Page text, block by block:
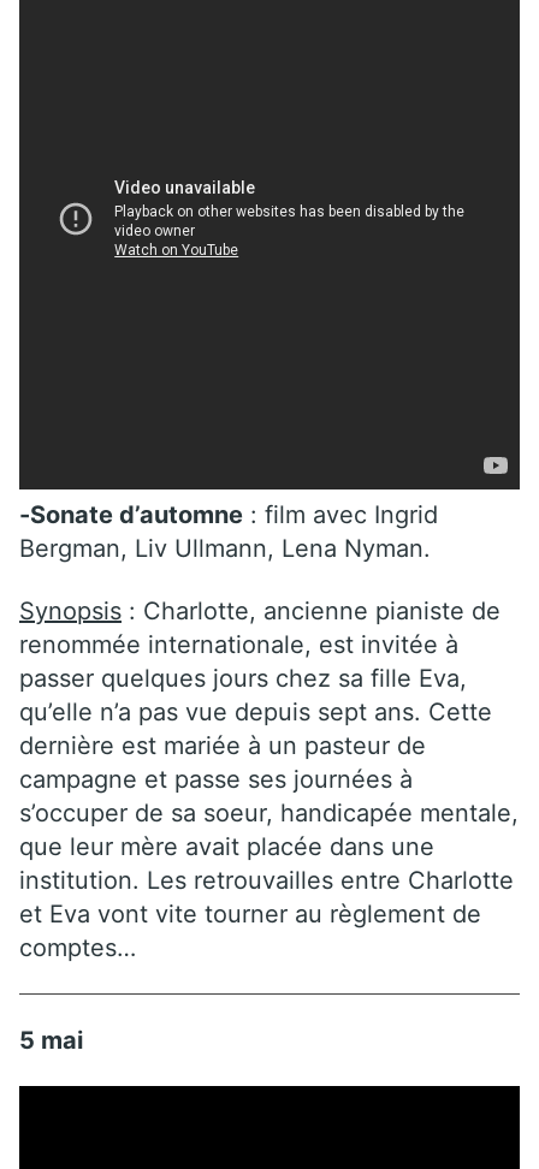
-Sonate d’automne : film avec Ingrid
Bergman, Liv Ullmann, Lena Nyman.
Synopsis : Charlotte, ancienne pianiste de
renommée internationale, est invitée à
passer quelques jours chez sa fille Eva,
qu’elle n’a pas vue depuis sept ans. Cette
dernière est mariée à un pasteur de
campagne et passe ses journées à
s’occuper de sa soeur, handicapée mentale,
que leur mère avait placée dans une
institution. Les retrouvailles entre Charlotte
et Eva vont vite tourner au règlement de
comptes…
5 mai